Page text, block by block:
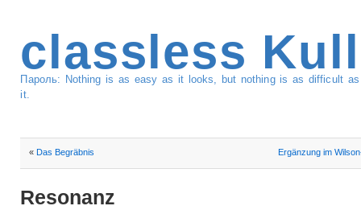
classless
Пароль: Nothing is as easy as it looks, but nothing is as difficult
it.
«Das Begräbnis Ergänzung im
Resonanz